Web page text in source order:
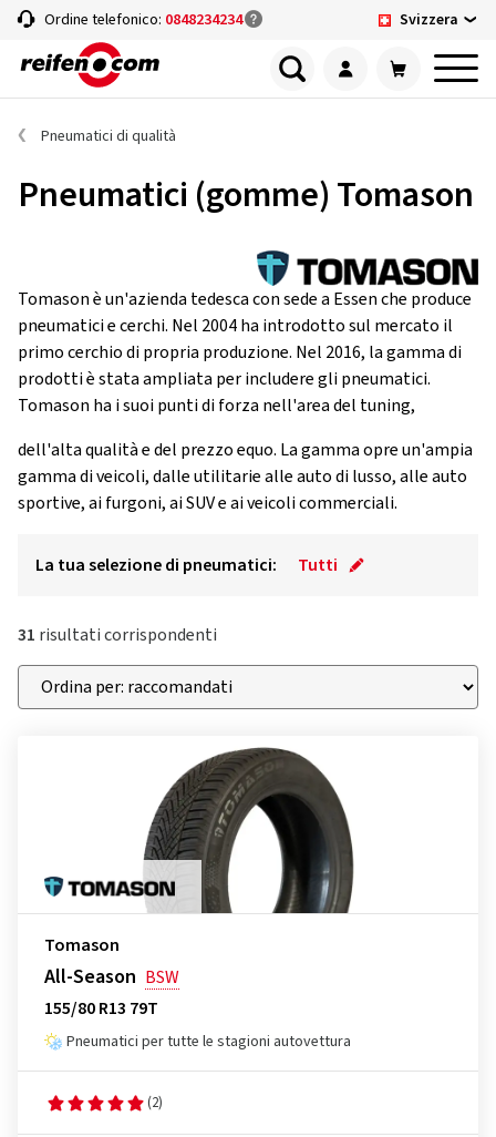
Ordine telefonico: 0848234234 Svizzera
Pneumatici di qualità
Pneumatici (gomme) Tomason
Tomason è un'azienda tedesca con sede a Essen che produce
pneumatici e cerchi. Nel 2004 ha introdotto sul mercato il
primo cerchio di propria produzione. Nel 2016, la gamma di
prodotti è stata ampliata per includere gli pneumatici.
Tomason ha i suoi punti di forza nell'area del tuning,
dell'alta qualità e del prezzo equo. La gamma opre un'ampia
gamma di veicoli, dalle utilitarie alle auto di lusso, alle auto
sportive, ai furgoni, ai SUV e ai veicoli commerciali.
La tua selezione di pneumatici: Tutti
31 risultati corrispondenti
Tomason
All-Season BSW
155/80 R13 79T
Pneumatici per tutte le stagioni autovettura
(2)